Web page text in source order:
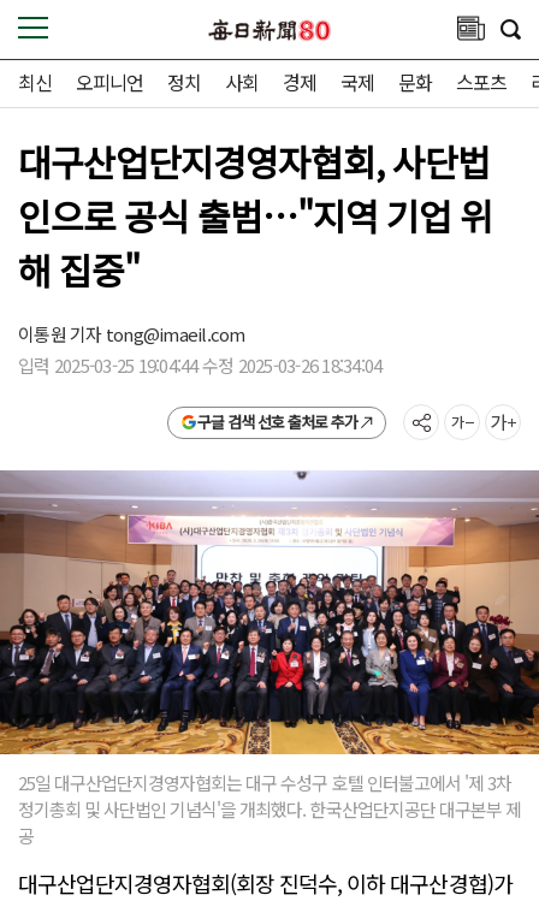
최신 오피니언 정치 사회 경제 국제 문화 스포츠
대구산업단지경영자협회, 사단법
인으로 공식 출범…"지역 기업 위
해 집중"
이통원 기자tong@imaeil.com
입력 2025-03-25 19:04:44 수정 2025-03-26 18:34:04
구글 검색 선호 출처로 추가
25일 대구산업단지경영자협회는 대구 수성구 호텔 인터불고에서 '제 3차
정기총회 및 사단법인 기념식'을 개최했다. 한국산업단지공단 대구본부 제
공
대구산업단지경영자협회(회장 진덕수, 이하 대구산경협)가